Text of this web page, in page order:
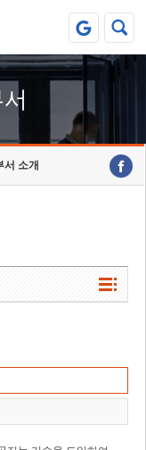
서 소개